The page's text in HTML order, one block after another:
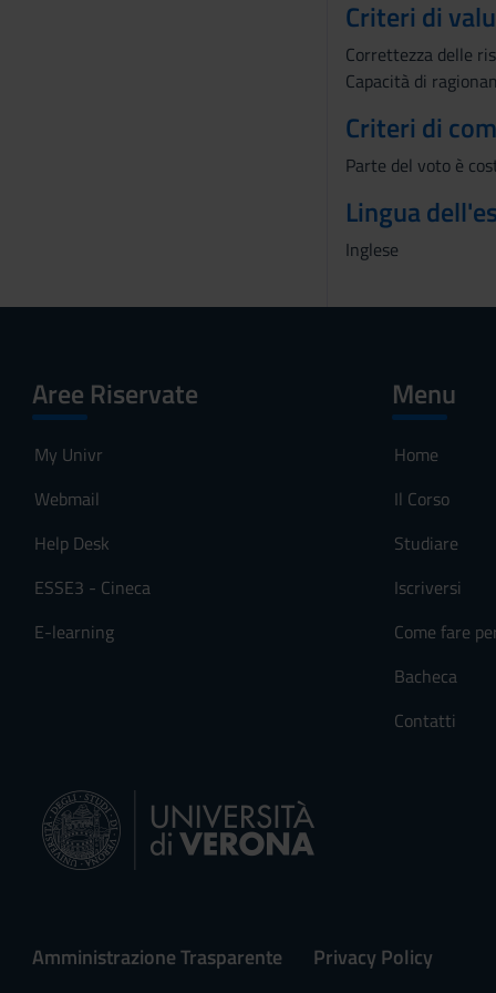
Criteri di
Correttezza delle
Capacità di
Criteri di
Parte del voto è
Lingua
Inglese
Aree Riservate
My Univr
Webmail
Help Desk
ESSE3 - Cineca
E-learning
Menu
Home
Il Corso
Studiare
Iscriversi
Come fare
Bacheca
Contatti
Amministrazione Trasparente Privacy Policy